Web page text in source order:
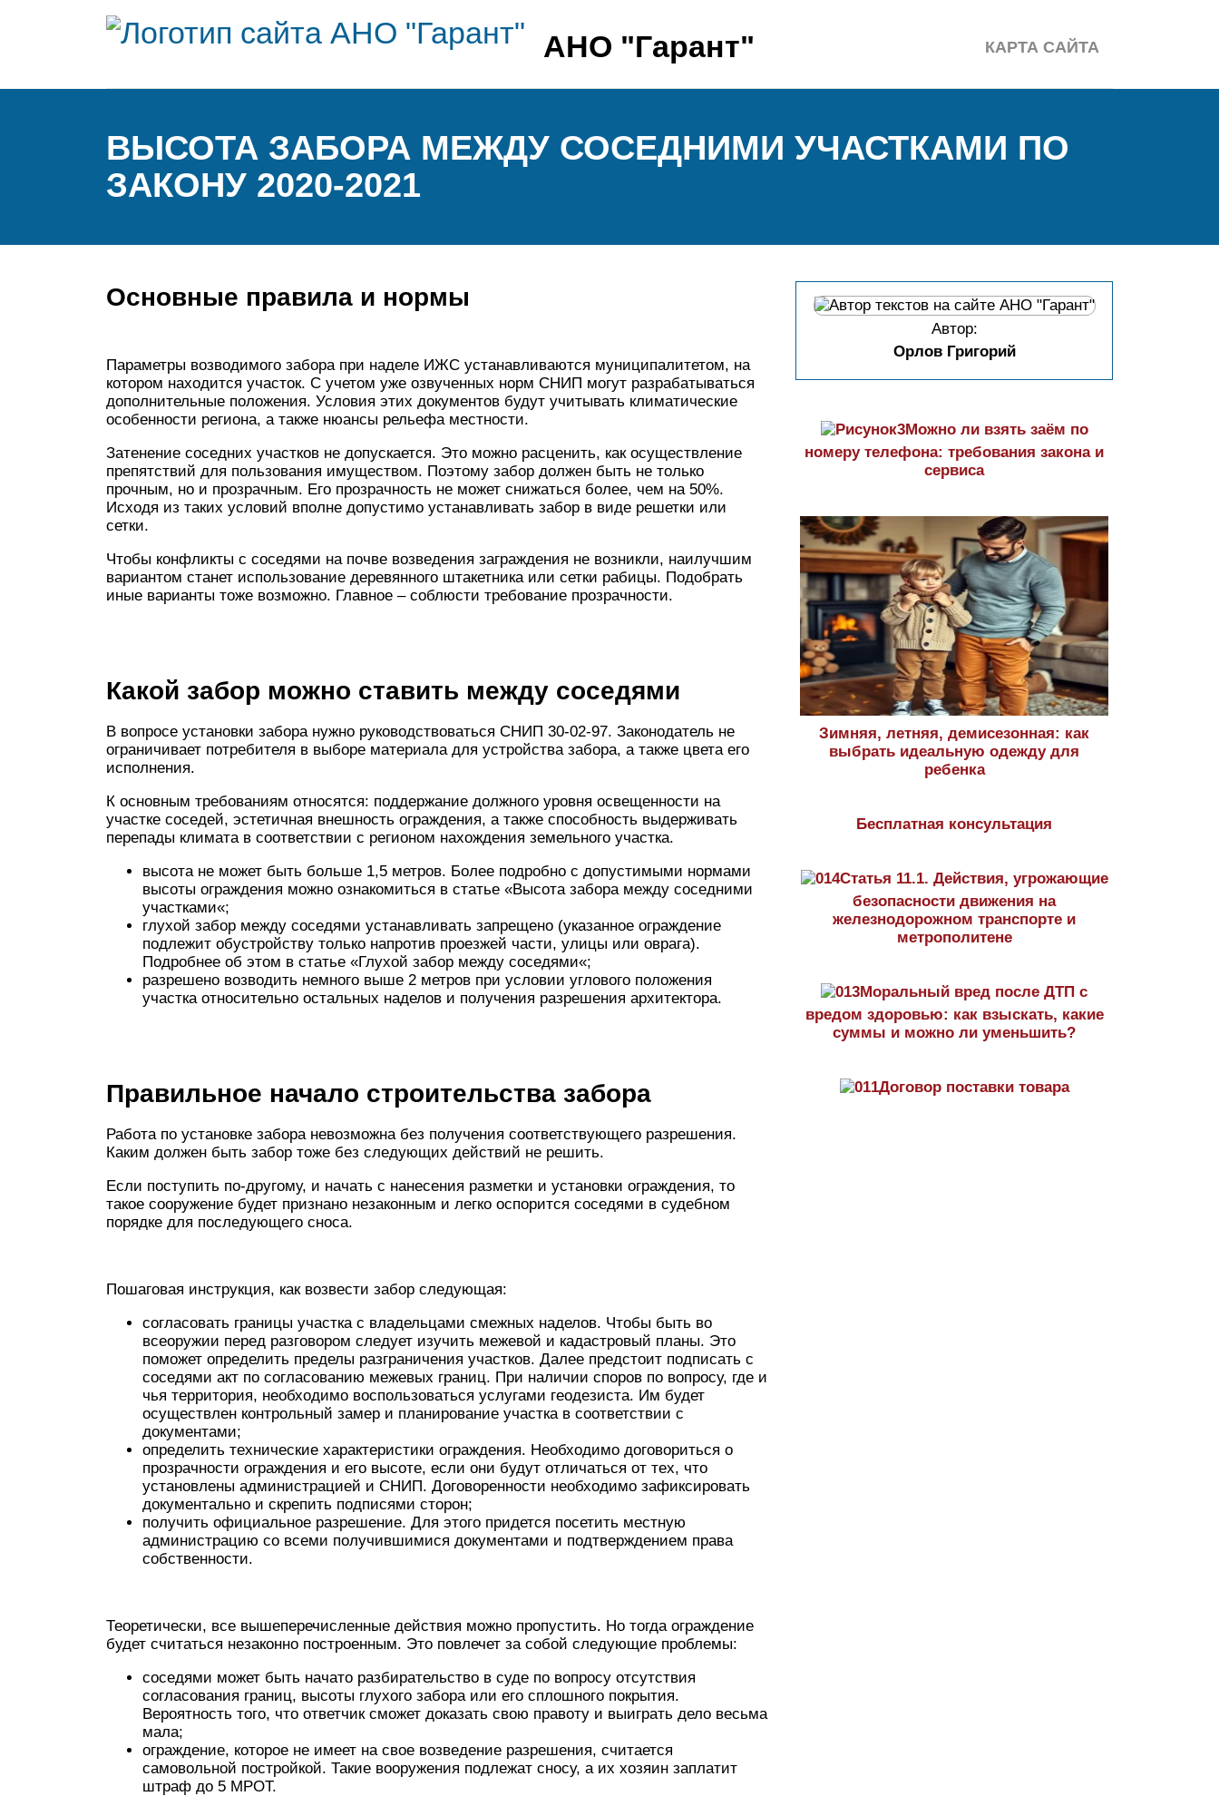
АНО "Гарант" КАРТА САЙТА
ВЫСОТА ЗАБОРА МЕЖДУ СОСЕДНИМИ УЧАСТКАМИ ПО
ЗАКОНУ 2020-2021
Основные правила и нормы
Параметры возводимого забора при наделе ИЖС устанавливаются муниципалитетом, на
котором находится участок. С учетом уже озвученных норм СНИП могут разрабатываться
дополнительные положения. Условия этих документов будут учитывать климатические
особенности региона, а также нюансы рельефа местности.
Затенение соседних участков не допускается. Это можно расценить, как осуществление
препятствий для пользования имуществом. Поэтому забор должен быть не только
прочным, но и прозрачным. Его прозрачность не может снижаться более, чем на 50%.
Исходя из таких условий вполне допустимо устанавливать забор в виде решетки или
сетки.
Чтобы конфликты с соседями на почве возведения заграждения не возникли, наилучшим
вариантом станет использование деревянного штакетника или сетки рабицы. Подобрать
иные варианты тоже возможно. Главное – соблюсти требование прозрачности.
Какой забор можно ставить между соседями
В вопросе установки забора нужно руководствоваться СНИП 30-02-97. Законодатель не
ограничивает потребителя в выборе материала для устройства забора, а также цвета его
исполнения.
К основным требованиям относятся: поддержание должного уровня освещенности на
участке соседей, эстетичная внешность ограждения, а также способность выдерживать
перепады климата в соответствии с регионом нахождения земельного участка.
высота не может быть больше 1,5 метров. Более подробно с допустимыми нормами
высоты ограждения можно ознакомиться в статье «Высота забора между соседними
участками«;
глухой забор между соседями устанавливать запрещено (указанное ограждение
подлежит обустройству только напротив проезжей части, улицы или оврага).
Подробнее об этом в статье «Глухой забор между соседями«;
разрешено возводить немного выше 2 метров при условии углового положения
участка относительно остальных наделов и получения разрешения архитектора.
Правильное начало строительства забора
Работа по установке забора невозможна без получения соответствующего разрешения.
Каким должен быть забор тоже без следующих действий не решить.
Если поступить по-другому, и начать с нанесения разметки и установки ограждения, то
такое сооружение будет признано незаконным и легко оспорится соседями в судебном
порядке для последующего сноса.
Пошаговая инструкция, как возвести забор следующая:
согласовать границы участка с владельцами смежных наделов. Чтобы быть во
всеоружии перед разговором следует изучить межевой и кадастровый планы. Это
поможет определить пределы разграничения участков. Далее предстоит подписать с
соседями акт по согласованию межевых границ. При наличии споров по вопросу, где и
чья территория, необходимо воспользоваться услугами геодезиста. Им будет
осуществлен контрольный замер и планирование участка в соответствии с
документами;
определить технические характеристики ограждения. Необходимо договориться о
прозрачности ограждения и его высоте, если они будут отличаться от тех, что
установлены администрацией и СНИП. Договоренности необходимо зафиксировать
документально и скрепить подписями сторон;
получить официальное разрешение. Для этого придется посетить местную
администрацию со всеми получившимися документами и подтверждением права
собственности.
Теоретически, все вышеперечисленные действия можно пропустить. Но тогда ограждение
будет считаться незаконно построенным. Это повлечет за собой следующие проблемы:
соседями может быть начато разбирательство в суде по вопросу отсутствия
согласования границ, высоты глухого забора или его сплошного покрытия.
Вероятность того, что ответчик сможет доказать свою правоту и выиграть дело весьма
мала;
ограждение, которое не имеет на свое возведение разрешения, считается
самовольной постройкой. Такие вооружения подлежат сносу, а их хозяин заплатит
штраф до 5 МРОТ.
Автор:
Орлов Григорий
Можно ли взять заём по
номеру телефона: требования закона и
сервиса
Зимняя, летняя, демисезонная: как
выбрать идеальную одежду для
ребенка
Бесплатная консультация
Статья 11.1. Действия, угрожающие
безопасности движения на
железнодорожном транспорте и
метрополитене
Моральный вред после ДТП с
вредом здоровью: как взыскать, какие
суммы и можно ли уменьшить?
Договор поставки товара